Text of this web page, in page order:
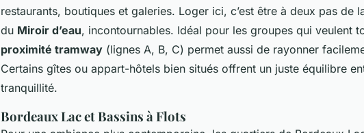
restaurants, boutiques et galeries. Loger ici, c’est être à deux pas de
du Miroir d’eau, incontournables. Idéal pour les groupes qui veulent
proximité tramway (lignes A, B, C) permet aussi de rayonner
Certains gîtes ou appart-hôtels bien situés offrent un juste équilibre
tranquillité.
Bordeaux Lac et Bassins à Flots